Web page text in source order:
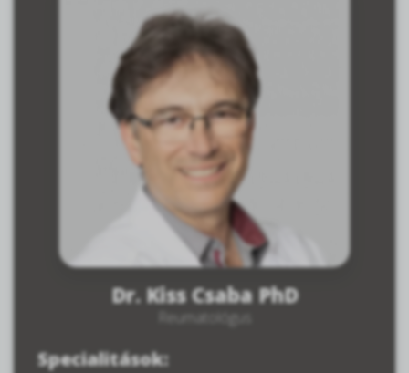
Dr. Kiss Csaba PhD
Reumatológus
Specialitások: